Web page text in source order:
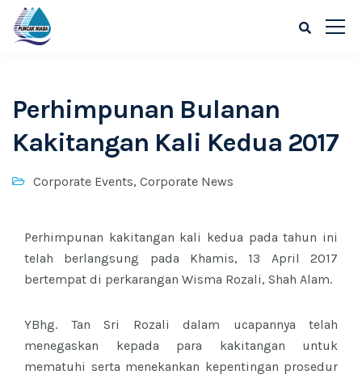
Perhimpunan Bulanan
Kakitangan Kali Kedua 2017
Corporate Events, Corporate News
Perhimpunan kakitangan kali kedua pada tahun ini
telah berlangsung pada Khamis, 13 April 2017
bertempat di perkarangan Wisma Rozali, Shah Alam.
YBhg. Tan Sri Rozali dalam ucapannya telah
menegaskan kepada para kakitangan untuk
mematuhi serta menekankan kepentingan prosedur